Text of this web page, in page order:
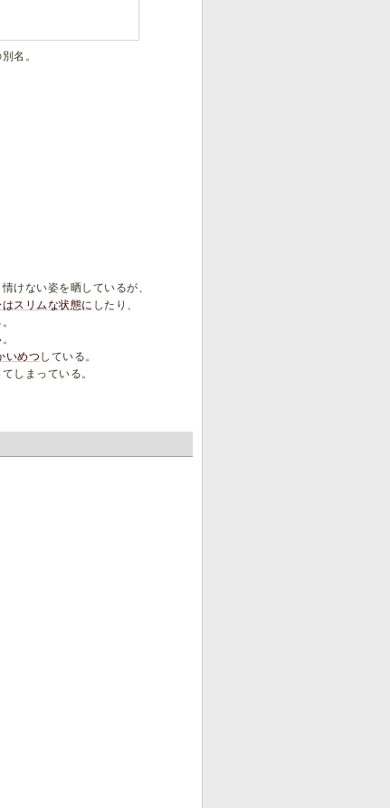
名。
情けない姿を晒しているが、
スリムな状態に したり、
いめつ している。
しまっている。